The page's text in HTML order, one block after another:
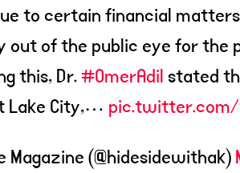
to certain financial
out of the public eye for the
this, Dr.#OmerAdilstated
Lake City,…